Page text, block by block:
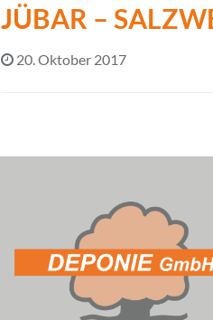
JÜBAR –
20. Oktober 2017